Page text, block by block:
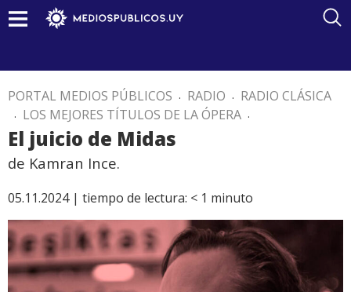
PORTAL MEDIOS PÚBLICOS . RADIO . RADIO CLÁSICA
. LOS MEJORES TÍTULOS DE LA ÓPERA .
El juicio de Midas
de Kamran Ince.
05.11.2024 | tiempo de lectura: < 1 minuto